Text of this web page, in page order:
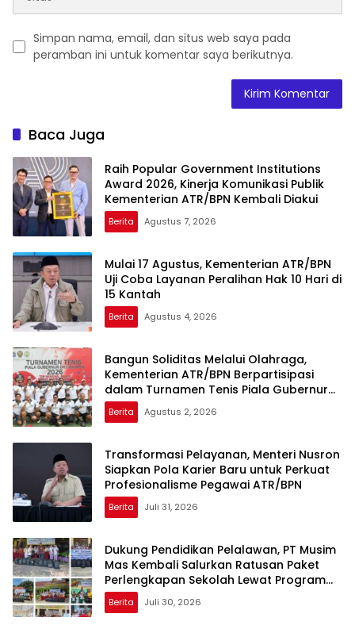
Simpan nama, email, dan situs web saya pada
peramban ini untuk komentar saya berikutnya.
Baca Juga
Raih Popular Government Institutions
Award 2026, Kinerja Komunikasi Publik
Berita Agustus 7, 2026
Mulai 17 Agustus, Kementerian ATR/BPN
Uji Coba Layanan Peralihan Hak 10 Hari di
Berita Agustus 4, 2026
Bangun Soliditas Melalui Olahraga,
Kementerian ATR/BPN Berpartisipasi
Berita Agustus 2, 2026
Transformasi Pelayanan, Menteri Nusron
Siapkan Pola Karier Baru untuk Perkuat